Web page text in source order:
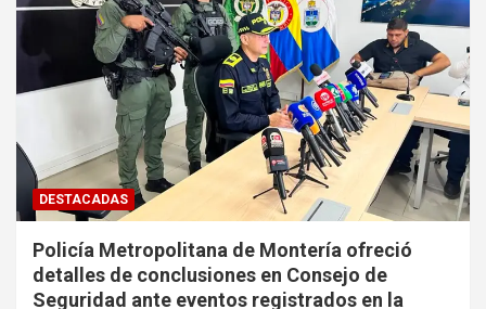
DESTACADAS
Policía Metropolitana de Montería ofreció
detalles de conclusiones en Consejo de
Seguridad ante eventos registrados en la